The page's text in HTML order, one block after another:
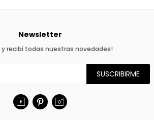
Newsletter
y recibí todas nuestras novedades!
SUSCRIBIRME
  